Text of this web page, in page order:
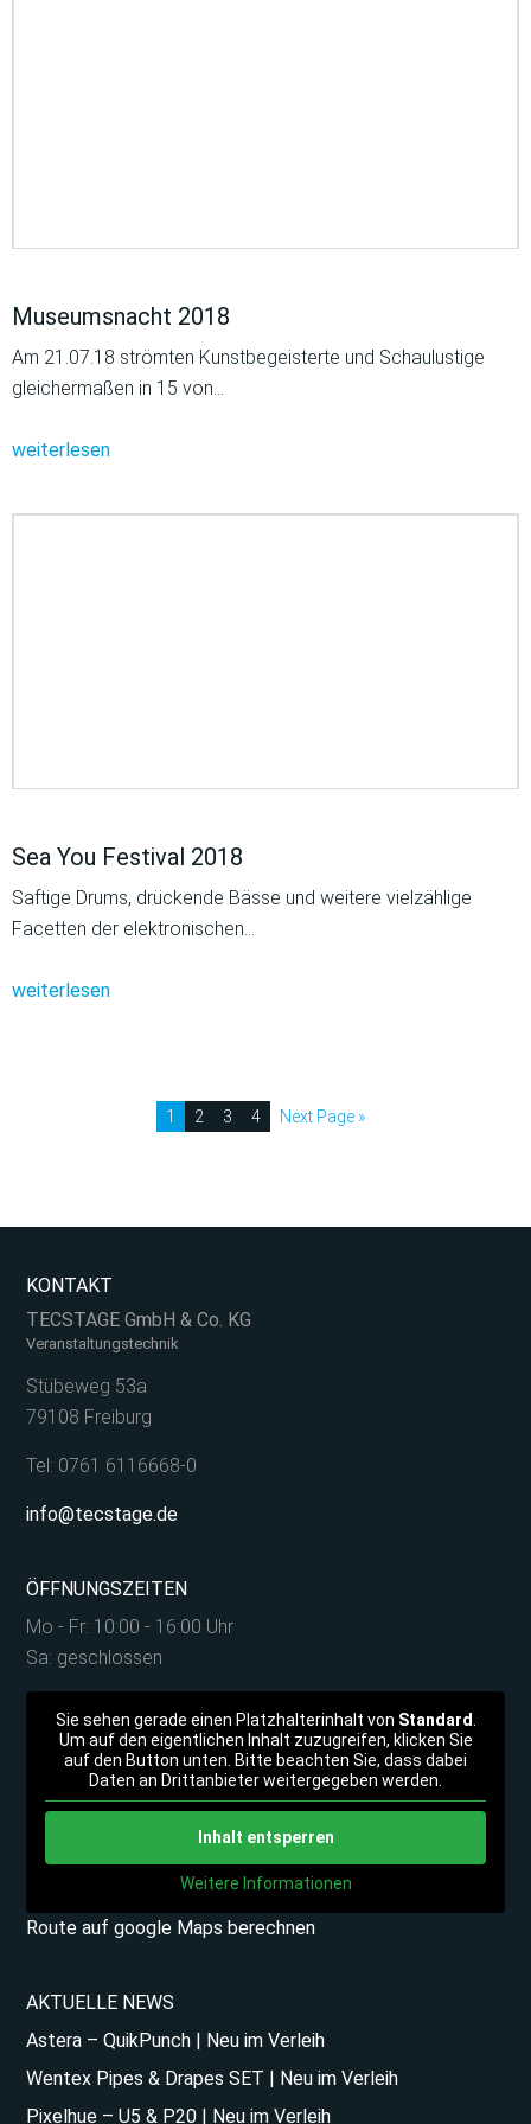
Museumsnacht 2018
Am 21.07.18 strömten Kunstbegeisterte und Schaulustige
gleichermaßen in 15 von…
weiterlesen
Sea You Festival 2018
Saftige Drums, drückende Bässe und weitere vielzählige
Facetten der elektronischen…
weiterlesen
1 2 3 4 Next Page »
KONTAKT
TECSTAGE GmbH & Co. KG
Veranstaltungstechnik
Stübeweg 53a
79108 Freiburg
Tel: 0761 6116668-0
info@tecstage.de
ÖFFNUNGSZEITEN
Mo - Fr: 10:00 - 16:00 Uhr
Sa: geschlossen
Sie sehen gerade einen Platzhalterinhalt von Standard
Um auf den eigentlichen Inhalt zuzugreifen, klicken Sie
auf den Button unten. Bitte beachten Sie, dass dabei
Daten an Drittanbieter weitergegeben werden.
Inhalt entsperren
Weitere Informationen
Route auf google Maps berechnen
AKTUELLE NEWS
Astera – QuikPunch | Neu im Verleih
Wentex Pipes & Drapes SET | Neu im Verleih
Pixelhue – U5 & P20 | Neu im Verleih